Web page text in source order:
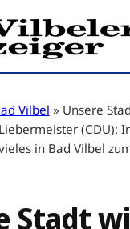
Vilbel » Unsere
(CDU):
in Bad Vilbel
Stadt